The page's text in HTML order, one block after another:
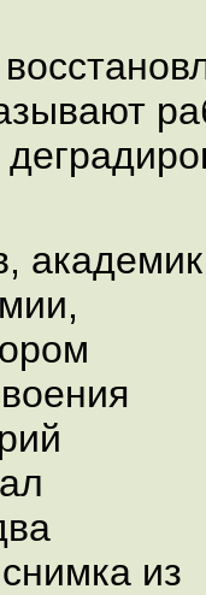
академик
из